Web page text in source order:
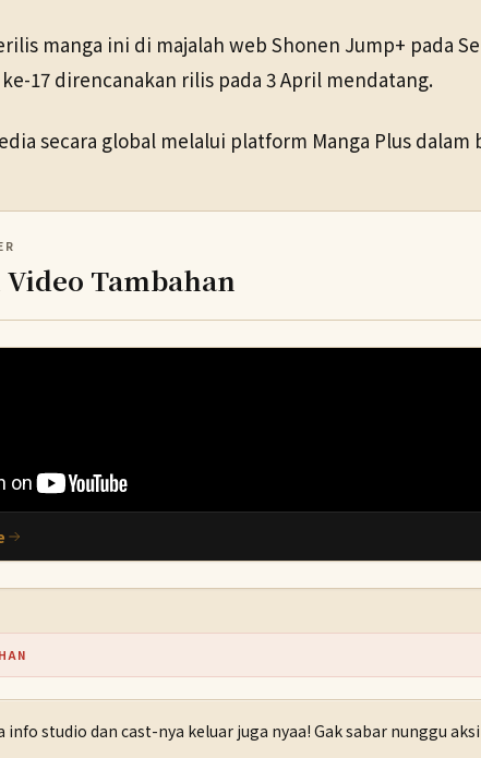
manga ini di majalah web Shonen Jump+ pada
17 direncanakan rilis pada 3 April mendatang.
secara global melalui platform Manga Plus dalam
Tambahan
info studio dan cast-nya keluar juga nyaa! Gak sabar nunggu